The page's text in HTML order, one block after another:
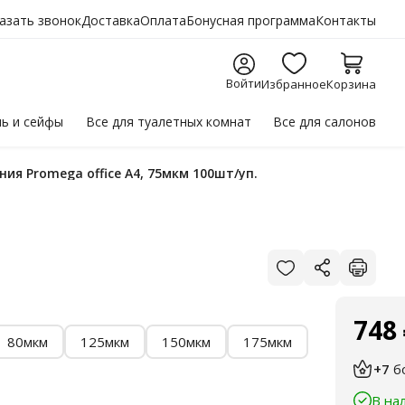
звонокДоставкаОплатаБонусная программаКонтакты
ВойтиИзбранноеКорзина
и сейфы Все для туалетных комнат Все для салонов
Promega office А4, 75мкм 100шт/уп.
80мкм 125мкм 150мкм 175мкм 748
+7
В